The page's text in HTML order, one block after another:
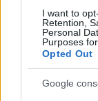
I want to
Retention,
Personal
Purposes
Opted Out
Google